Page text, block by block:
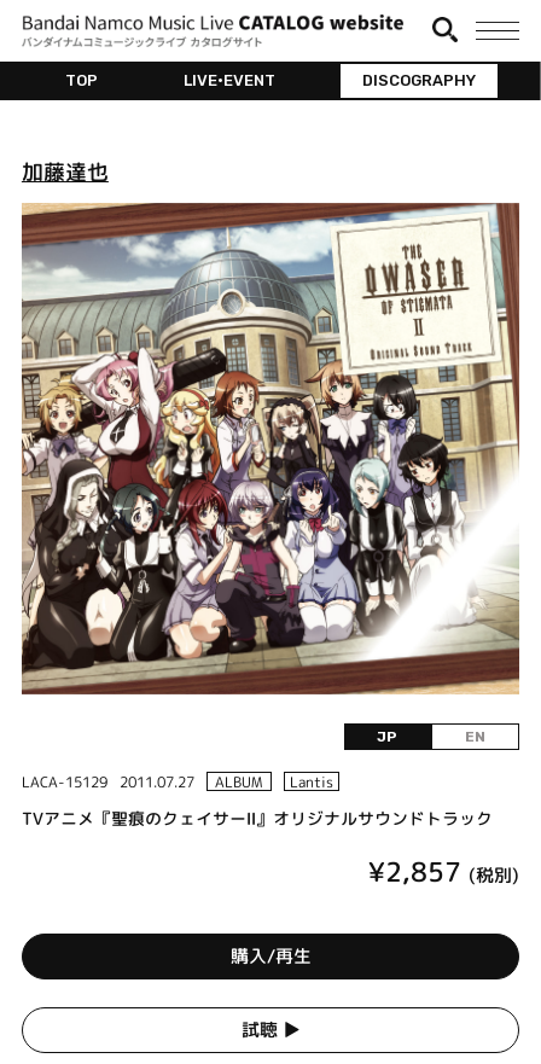
TOP LIVE•EVENT DISCOGRAPHY
加藤達也
JP EN
LACA-15129 2011.07.27 ALBUM Lantis
TVアニメ『聖痕のクェイサーⅡ』オリジナルサウンドトラック
¥2,857 (税別)
購入/再生
試聴 ▶︎